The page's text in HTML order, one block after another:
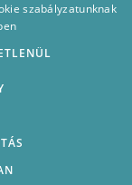
szabályzatunknak